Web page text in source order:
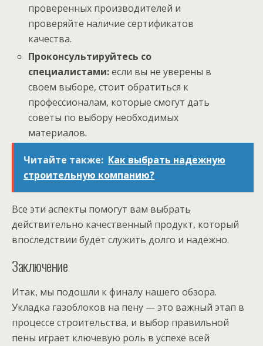
проверенных производителей и
проверяйте наличие сертификатов
качества.
Проконсультируйтесь со
специалистами:если вы не уверены в
своем выборе, стоит обратиться к
профессионалам, которые смогут дать
советы по выбору необходимых
материалов.
Читайте также: Как выбрать надежную
строительную компанию?
Все эти аспекты помогут вам выбрать
действительно качественный продукт, который
впоследствии будет служить долго и надежно.
Заключение
Итак, мы подошли к финалу нашего обзора.
Укладка газоблоков на пену — это важный этап в
процессе строительства, и выбор правильной
пены играет ключевую роль в успехе всей